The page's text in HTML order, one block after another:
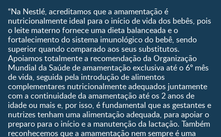
Fale conosco
Shopping
Compre Agora
Gravidez
Pós-Parto
0 a 5 meses
6 a 8 meses
9 a 12 meses
1 a 3 anos
Pré-escolar
Desenvolvimento
Ser Mãe e Pai
Nutrição, Alimentação e
Saúde
Ferramentas
Quando eu ficarei fértil?
Que dia meu bebê vai
“Na Nestlé, acreditamos que a amamentação é
nutricionalmente ideal para o início de vida dos bebês, pois
o leite materno fornece uma dieta balanceada e o
fortalecimento do sistema imunológico do bebê, sendo
superior quando comparado aos seus substitutos.
Apoiamos totalmente a recomendação da Organização
Mundial da Saúde de amamentação exclusiva até o 6º mês
de vida, seguida pela introdução de alimentos
complementares nutricionalmente adequados juntamente
com a continuidade da amamentação até os 2 anos de
idade ou mais e, por isso, é fundamental que as gestantes e
nutrizes tenham uma alimentação adequada, para apoiar o
preparo para o início e a manutenção da lactação. Também
reconhecemos que a amamentação nem sempre é uma